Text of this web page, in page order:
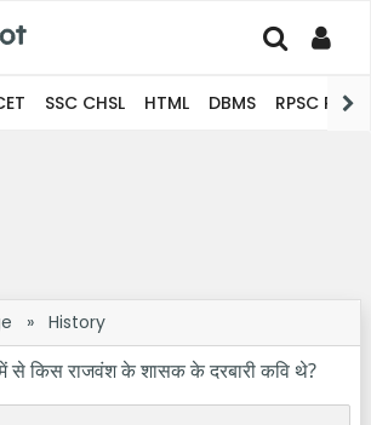
SSC CHSL HTML DBMS RPSC
» History
में से किस राजवंश के शासक के दरबारी कवि थे?